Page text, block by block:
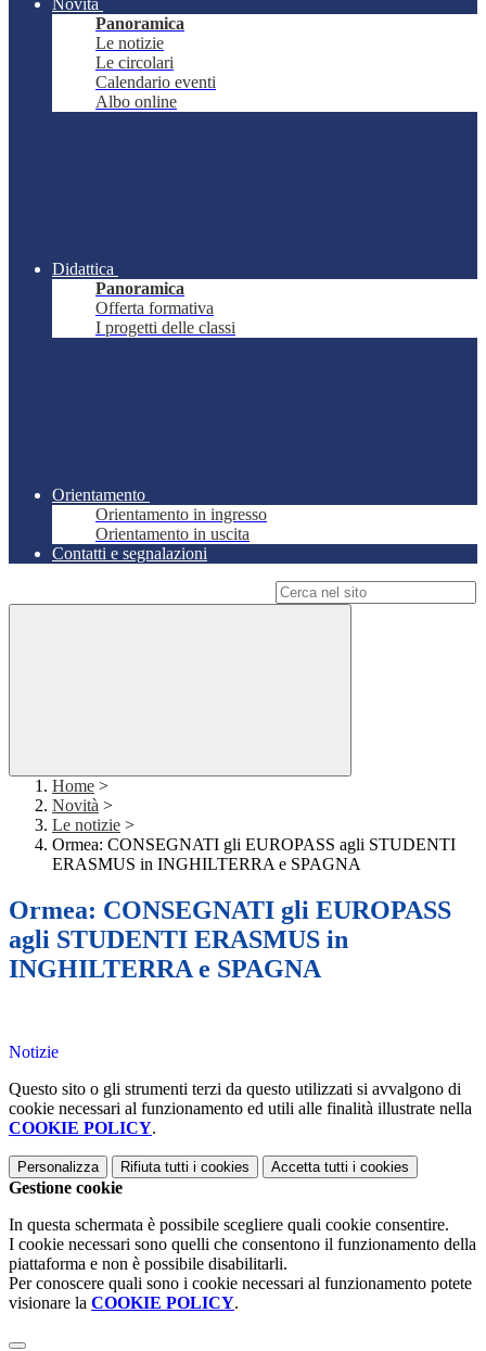
Novità
Panoramica
Le notizie
Le circolari
Calendario eventi
Albo online
Didattica
Panoramica
Offerta formativa
I progetti delle classi
Orientamento
Orientamento in ingresso
Orientamento in uscita
Contatti e segnalazioni
Home >
Novità >
Le notizie >
Ormea: CONSEGNATI gli EUROPASS agli STUDENTI
ERASMUS in INGHILTERRA e SPAGNA
Ormea: CONSEGNATI gli EUROPASS
agli STUDENTI ERASMUS in
INGHILTERRA e SPAGNA
Notizie
Questo sito o gli strumenti terzi da questo utilizzati si avvalgono di
cookie necessari al funzionamento ed utili alle finalità illustrate nella
COOKIE POLICY.
Personalizza Rifiuta tutti i cookies Accetta tutti i cookies
Gestione cookie
In questa schermata è possibile scegliere quali cookie consentire.
I cookie necessari sono quelli che consentono il funzionamento della
piattaforma e non è possibile disabilitarli.
Per conoscere quali sono i cookie necessari al funzionamento potete
visionare la COOKIE POLICY.